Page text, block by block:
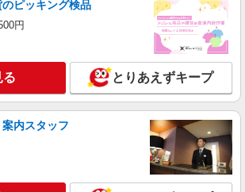
ピッキング検品
円
る とりあえずキープ
内スタッフ